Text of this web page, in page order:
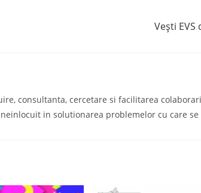
Vești
consultanta, cercetare si facilitarea
in solutionarea problemelor cu care